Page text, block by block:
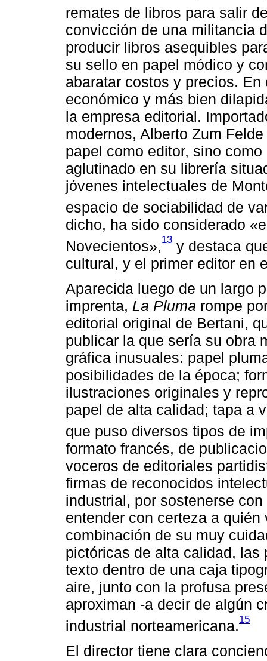
remates de libros para salir
convicción de una militancia
producir libros asequibles
su sello en papel módico y
abaratar costos y precios.
económico y más bien
la empresa editorial.
modernos, Alberto Zum
papel como editor, sino
aglutinado en su librería
jóvenes intelectuales de
espacio de sociabilidad de
dicho, ha sido considerado
Novecientos»,13 y destaca
cultural, y el primer editor en
Aparecida luego de un largo
imprenta, La Pluma rompe
editorial original de Bertani,
publicar la que sería su obra
gráfica inusuales: papel
posibilidades de la época;
ilustraciones originales y
papel de alta calidad; tapa a
que puso diversos tipos de
formato francés, de
voceros de editoriales
firmas de reconocidos
industrial, por sostenerse
entender con certeza a
combinación de su muy
pictóricas de alta calidad,
texto dentro de una caja
aire, junto con la profusa
aproximan -a decir de algún
industrial norteamericana.15
El director tiene clara